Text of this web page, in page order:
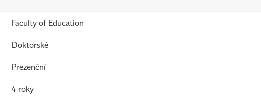
Faculty of Education
Doktorské
Prezenční
4 roky